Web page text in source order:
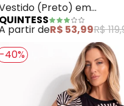
(Preto) em
Malha Crepe
QUINTESS
partir deR$ 53,99R$
-40%